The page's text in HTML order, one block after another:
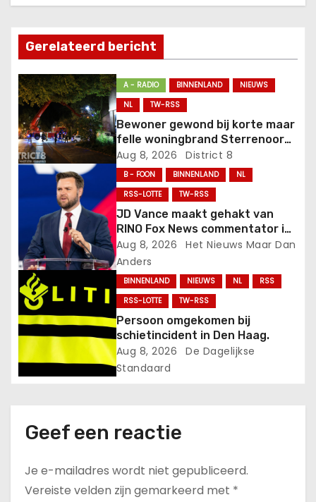
t
n
a
v
i
g
a
t
i
e
Gerelateerd bericht
A - RADIO BINNENLAND
NIEUWS
NL
TW-RSS
Bewoner gewond bij korte maar
felle woningbrand Sterrenoord
Den Haag
Aug 8, 2026 District 8
B - FOON BINNENLAND
NL
RSS-LOTTE
TW-RSS
JD Vance maakt gehakt van
RINO Fox News commentator in
online confrontatie.
Aug 8, 2026
Het Nieuws Maar Dan
Anders
BINNENLAND NIEUWS NL
RSS
RSS-LOTTE
TW-RSS
Persoon omgekomen bij
schietincident in Den Haag.
Aug 8, 2026
De Dagelijkse
Standaard
Geef een reactie
Je e-mailadres wordt niet gepubliceerd.
Vereiste velden zijn gemarkeerd met *